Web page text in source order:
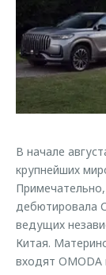
Страхование
Кредитный
Аксессуары
Одежда и
Запчасти
Трейд-ин
Калькулятор
Клиентская
O&J Автоклуб
Клуб
Приложение O&J
Одежда и
Оригинальные
Запчасти
Обратная связь
В начале
крупнейших
дебютировала
ведущих
Китая.
входят OMODA